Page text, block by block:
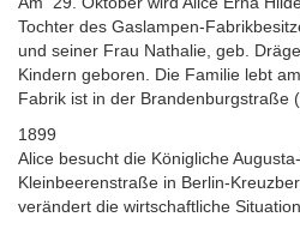
Tochter des Gaslampen-
und seiner Frau Nathalie, geb.
Kindern geboren. Die Familie lebt
Fabrik ist in der Brandenburgstraße
1899
Alice besucht die Königliche
Kleinbeerenstraße in Berlin-
verändert die wirtschaftliche